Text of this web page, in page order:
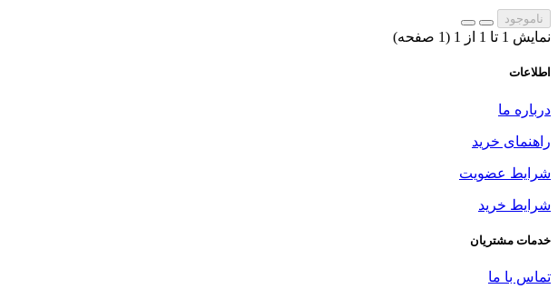
ناموجود
نمایش 1 تا 1 از 1 (1 صفحه)
اطلاعات
درباره ما
راهنمای خرید
شرایط عضویت
شرایط خرید
خدمات مشتریان
تماس با ما